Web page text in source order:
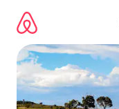
directement
contenu